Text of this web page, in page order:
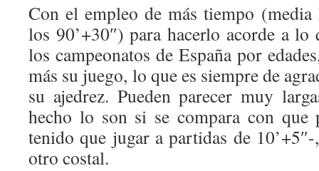
Con el empleo de más tiempo
los 90’+30″) para hacerlo acorde a lo
los campeonatos de España por
más su juego, lo que es siempre de
su ajedrez. Pueden parecer muy
hecho lo son si se compara con que
tenido que jugar a partidas de
otro costal.